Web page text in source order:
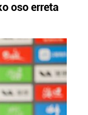
oso erreta